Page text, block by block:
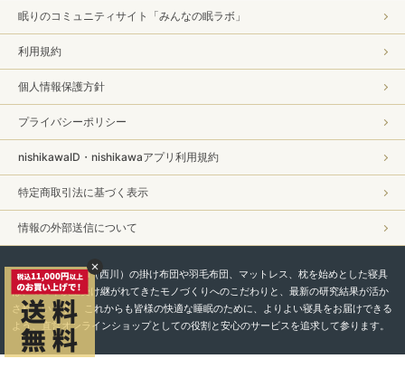
眠りのコミュニティサイト「みんなの眠ラボ」
利用規約
個人情報保護方針
プライバシーポリシー
nishikawaID・nishikawaアプリ利用規約
特定商取引法に基づく表示
情報の外部送信について
私たちnishikawa（西川）の掛け布団や羽毛布団、マットレス、枕を始めとした寝具
は、450年以上受け継がれてきたモノづくりへのこだわりと、最新の研究結果が活か
されています。 これからも皆様の快適な睡眠のために、よりよい寝具をお届けできる
よう、直営オンラインショップとしての役割と安心のサービスを追求して参ります。